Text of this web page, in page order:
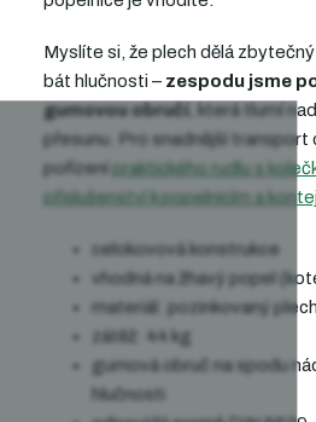
Myslíte si, že plech dělá
bát hlučnosti – zespodu jsme
gumovou obručí
, která tlumí
přesunu. Pro snadnější transport
pořízení praktického rudlu s
příslušenství k popelnicím a
celokovová konstrukce
vhodná na žhavý popel
materiál: pozinkovaný
zátěž: 44 kg
gumová obruč na spodu
hlučnosti